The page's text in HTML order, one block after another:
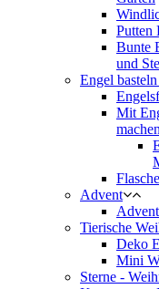
Putten
Bunte
und
Engel
Mit
machen
Advent
Tierische
Deko
Mini
Sterne -